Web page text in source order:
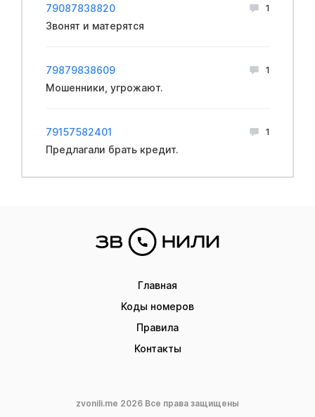
79087838820 1
Звонят и матерятся
79879838609 1
Мошенники, угрожают.
79157582401 1
Предлагали брать кредит.
Главная
Коды номеров
Правила
Контакты
zvonili.me 2026 Все права защищены